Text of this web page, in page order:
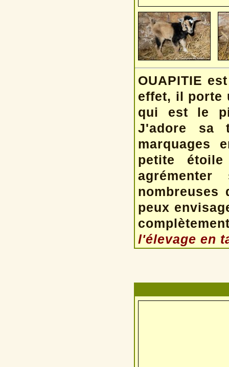
OUAPITIE
effet, il porte
qui est le
J'adore sa
marquages
petite
peux
l'élevage en